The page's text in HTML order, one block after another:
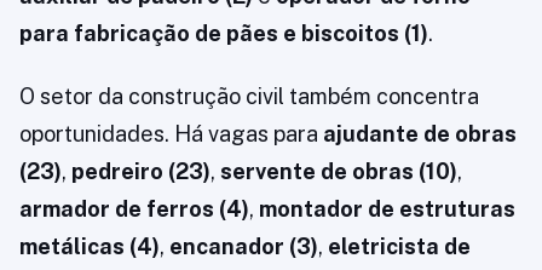
para fabricação de pães e biscoitos (1).
O setor da construção civil também concentra
oportunidades. Há vagas para ajudante de obras
(23), pedreiro (23), servente de obras (10),
armador de ferros (4), montador de estruturas
metálicas (4), encanador (3), eletricista de